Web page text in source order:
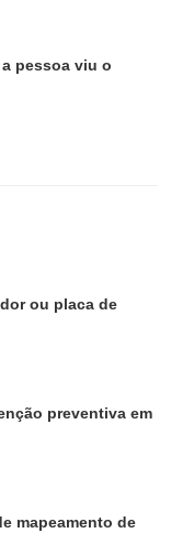
pessoa viu o
ou placa de
preventiva em
mapeamento de